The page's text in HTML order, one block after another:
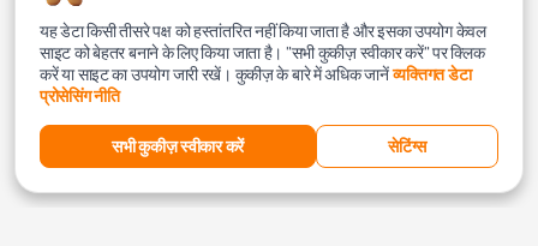
यह डेटा किसी तीसरे पक्ष को हस्तांतरित नहीं किया जाता है और इसका उपयोग केवल
साइट को बेहतर बनाने के लिए किया जाता है। "सभी कुकीज़ स्वीकार करें" पर क्लिक
करें या साइट का उपयोग जारी रखें। कुकीज़ के बारे में अधिक जानेंव्यक्तिगत डेटा
प्रोसेसिंग नीति
सभी कुकीज़ स्वीकार करें सेटिंग्स